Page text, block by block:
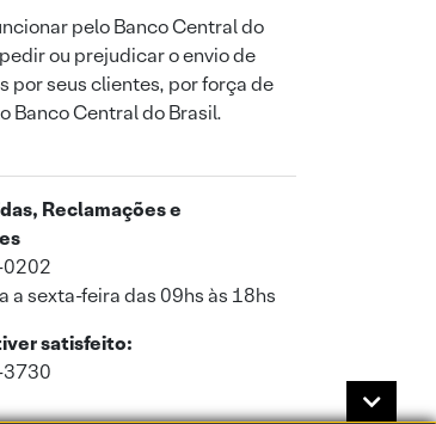
pelo Banco Central do
ou prejudicar o envio de
por seus clientes, por força de
Banco Central do Brasil.
Reclamações e
a sexta-feira das 09hs às 18hs
satisfeito: